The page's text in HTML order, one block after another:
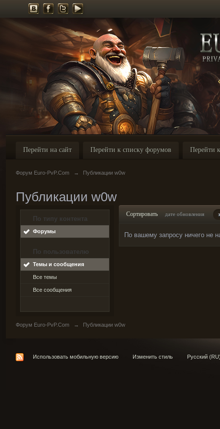
Перейти на сайт Перейти к списку форумов Перейти
Форум Euro-PvP.Com → Публикации w0w
Публикации w0w
По типу контента
Форумы
По пользователю
Темы и сообщения
Все темы
Все сообщения
Сортировать дате обновления
По вашему запросу ничего не
Форум Euro-PvP.Com → Публикации w0w
Использовать мобильную версию Изменить стиль Русский